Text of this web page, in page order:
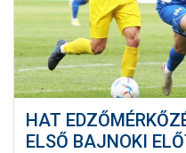
HAT
ELSŐ BAJNOKI